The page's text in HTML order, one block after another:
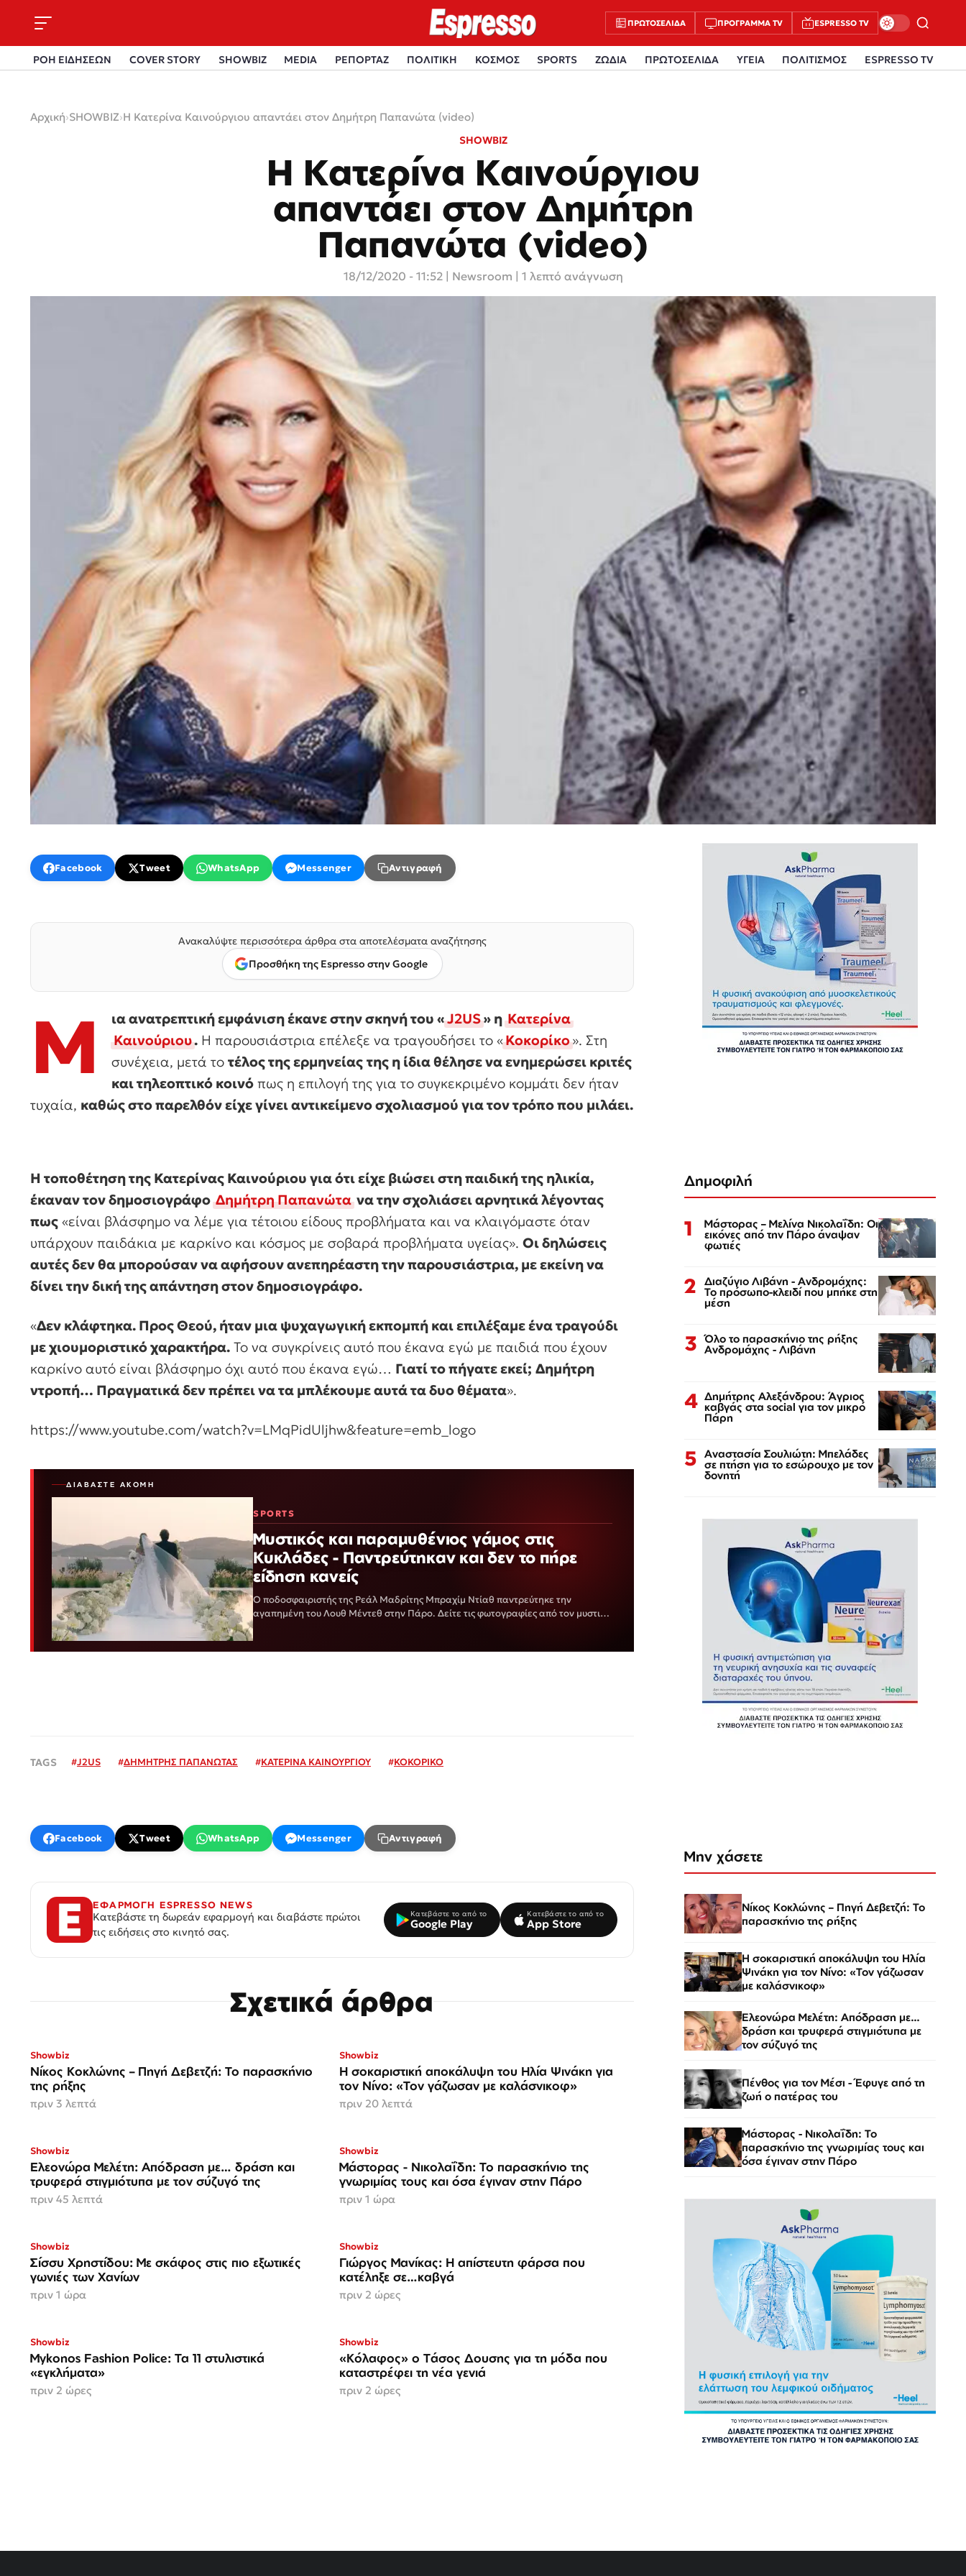
ΠΡΩΤΟΣΈΛΙΔΑ ΠΡΌΓΡΑΜΜΑ TV ESPRESSO TV
ΡΟΗ ΕΙΔΗΣΕΩΝ COVER STORY SHOWBIZ MEDIA ΡΕΠΟΡΤΑΖ ΠΟΛΙΤΙΚΗ ΚΟΣΜΟΣ SPORTS ΖΩΔΙΑ ΠΡΩΤΟΣΕΛΙΔΑ ΥΓΕΙΑ ΠΟΛΙΤΙΣΜΟΣ ESPRESSO TV
Αρχική›SHOWBIZ›Η Κατερίνα Καινούργιου απαντάει στον Δημήτρη Παπανώτα (video)
SHOWBIZ
Η Κατερίνα Καινούργιου
απαντάει στον Δημήτρη
Παπανώτα (video)
18/12/2020 - 11:52 Newsroom | 1 λεπτό ανάγνωση
Facebook Tweet WhatsApp Messenger Αντιγραφή
Ανακαλύψτε περισσότερα άρθρα στα αποτελέσματα αναζήτησης
Προσθήκη της Espresso στην Google
Μ ια ανατρεπτική εμφάνιση έκανε στην σκηνή του «J2US» ηΚατερίνα
Καινούριου. Η παρουσιάστρια επέλεξε να τραγουδήσει το «Κοκορίκο». Στη
συνέχεια, μετά το τέλος της ερμηνείας της η ίδια θέλησε να ενημερώσει κριτές
και τηλεοπτικό κοινό πως η επιλογή της για το συγκεκριμένο κομμάτι δεν ήταν
τυχαία, καθώς στο παρελθόν είχε γίνει αντικείμενο σχολιασμού για τον τρόπο που μιλάει.
Η τοποθέτηση της Κατερίνας Καινούριου για ότι είχε βιώσει στη παιδική της ηλικία,
έκαναν τον δημοσιογράφοΔημήτρη Παπανώτανα την σχολιάσει αρνητικά λέγοντας
πως «είναι βλάσφημο να λέμε για τέτοιου είδους προβλήματα και να κλαιγόμαστε όταν
υπάρχουν παιδάκια με καρκίνο και κόσμος με σοβαρά προβλήματα υγείας». Οι δηλώσεις
αυτές δεν θα μπορούσαν να αφήσουν ανεπηρέαστη την παρουσιάστρια, με εκείνη να
δίνει την δική της απάντηση στον δημοσιογράφο.
«Δεν κλάφτηκα. Προς Θεού, ήταν μια ψυχαγωγική εκπομπή και επιλέξαμε ένα τραγούδι
με χιουμοριστικό χαρακτήρα. Το να συγκρίνεις αυτό που έκανα εγώ με παιδιά που έχουν
καρκίνο αυτό είναι βλάσφημο όχι αυτό που έκανα εγώ… Γιατί το πήγατε εκεί; Δημήτρη
ντροπή… Πραγματικά δεν πρέπει να τα μπλέκουμε αυτά τα δυο θέματα».
https://www.youtube.com/watch?v=LMqPidUljhw&feature=emb_logo
ΔΙΑΒΆΣΤΕ ΑΚΌΜΗ
SPORTS
Μυστικός και παραμυθένιος γάμος στις
Κυκλάδες - Παντρεύτηκαν και δεν το πήρε
είδηση κανείς
Ο ποδοσφαιριστής της Ρεάλ Μαδρίτης Μπραχίμ Ντίαθ παντρεύτηκε την
αγαπημένη του Λουθ Μέντεθ στην Πάρο. Δείτε τις φωτογραφίες από τον μυστικό
#J2US #ΔΗΜΗΤΡΗΣ ΠΑΠΑΝΩΤΑΣ #ΚΑΤΕΡΙΝΑ ΚΑΙΝΟΥΡΓΙΟΥ #ΚΟΚΟΡΙΚΟ
Facebook Tweet WhatsApp Messenger Αντιγραφή
ΕΦΑΡΜΟΓΗ ESPRESSO NEWS
Κατεβάστε τη δωρεάν εφαρμογή και διαβάστε πρώτοι
τις ειδήσεις στο κινητό σας.
Κατεβάστε το από το
Google Play
Κατεβάστε το από το
App Store
Σχετικά άρθρα
Showbiz
Νίκος Κοκλώνης – Πηγή Δεβετζή: Το παρασκήνιο
της ρήξης
πριν 3 λεπτά
Showbiz
Η σοκαριστική αποκάλυψη του Ηλία Ψινάκη για
τον Νίνο: «Τον γάζωσαν με καλάσνικοφ»
πριν 20 λεπτά
Showbiz
Ελεονώρα Μελέτη: Απόδραση με… δράση και
τρυφερά στιγμιότυπα με τον σύζυγό της
πριν 45 λεπτά
Showbiz
Μάστορας - Νικολαΐδη: Το παρασκήνιο της
γνωριμίας τους και όσα έγιναν στην Πάρο
πριν 1 ώρα
Showbiz
Σίσσυ Χρηστίδου: Με σκάφος στις πιο εξωτικές
γωνιές των Χανίων
πριν 1 ώρα
Showbiz
Γιώργος Μανίκας: Η απίστευτη φάρσα που
κατέληξε σε…καβγά
πριν 2 ώρες
Showbiz
Mykonos Fashion Police: Τα 11 στυλιστικά
«εγκλήματα»
πριν 2 ώρες
Showbiz
«Κόλαφος» o Tάσος Δουσης για τη μόδα που
καταστρέφει τη νέα γενιά
πριν 2 ώρες
Δημοφιλή
1 Μάστορας – Μελίνα Νικολαΐδη: Οι
εικόνες από την Πάρο άναψαν
φωτιές
2 Διαζύγιο Λιβάνη - Ανδρομάχης:
Το πρόσωπο-κλειδί που μπήκε στη
μέση
3 Όλο το παρασκήνιο της ρήξης
Ανδρομάχης - Λιβάνη
4 Δημήτρης Αλεξάνδρου: Άγριος
καβγάς στα social για τον μικρό
Πάρη
5 Αναστασία Σουλιώτη: Μπελάδες
σε πτήση για το εσώρουχο με τον
δονητή
Μην χάσετε
Νίκος Κοκλώνης – Πηγή Δεβετζή: Το
παρασκήνιο της ρήξης
Η σοκαριστική αποκάλυψη του Ηλία
Ψινάκη για τον Νίνο: «Τον γάζωσαν
με καλάσνικοφ»
Ελεονώρα Μελέτη: Απόδραση με…
δράση και τρυφερά στιγμιότυπα με
τον σύζυγό της
Πένθος για τον Μέσι - Έφυγε από τη
ζωή ο πατέρας του
Μάστορας - Νικολαΐδη: Το
παρασκήνιο της γνωριμίας τους και
όσα έγιναν στην Πάρο